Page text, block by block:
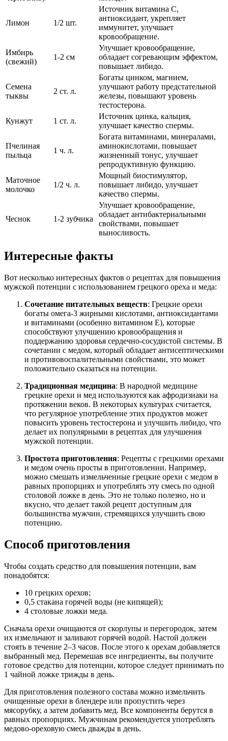
Лимон 1/2 шт.
Источник витамина С,
антиоксидант, укрепляет
иммунитет, улучшает
кровообращение.
Имбирь
(свежий)
1-2 см
Улучшает кровообращение,
обладает согревающим эффектом,
повышает либидо.
Семена
тыквы
2 ст. л.
Богаты цинком, магнием,
улучшают работу предстательной
железы, повышают уровень
тестостерона.
Кунжут
1 ст. л.
Источник цинка, кальция,
улучшает качество спермы.
Пчелиная
пыльца
1 ч. л.
Богата витаминами, минералами,
аминокислотами, повышает
жизненный тонус, улучшает
репродуктивную функцию.
Маточное
молочко
1/2 ч. л.
Мощный биостимулятор,
повышает либидо, улучшает
качество спермы.
Чеснок 1-2 зубчика
Улучшает кровообращение,
обладает антибактериальными
свойствами, повышает
выносливость.
Интересные факты
Вот несколько интересных фактов о рецептах для повышения
мужской потенции с использованием грецкого ореха и меда:
Сочетание питательных веществ: Грецкие орехи
богаты омега-3 жирными кислотами, антиоксидантами
и витаминами (особенно витамином E), которые
способствуют улучшению кровообращения и
поддержанию здоровья сердечно-сосудистой системы. В
сочетании с медом, который обладает антисептическими
и противовоспалительными свойствами, это может
положительно сказаться на потенции.
Традиционная медицина: В народной медицине
грецкие орехи и мед используются как афродизиаки на
протяжении веков. В некоторых культурах считается,
что регулярное употребление этих продуктов может
повысить уровень тестостерона и улучшить либидо, что
делает их популярными в рецептах для улучшения
мужской потенции.
Простота приготовления: Рецепты с грецкими орехами
и медом очень просты в приготовлении. Например,
можно смешать измельченные грецкие орехи с медом в
равных пропорциях и употреблять эту смесь по одной
столовой ложке в день. Это не только полезно, но и
вкусно, что делает такой рецепт доступным для
большинства мужчин, стремящихся улучшить свою
потенцию.
Способ приготовления
Чтобы создать средство для повышения потенции, вам
понадобятся:
10 грецких орехов;
0,5 стакана горячей воды (не кипящей);
4 столовые ложки меда.
Сначала орехи очищаются от скорлупы и перегородок, затем
их измельчают и заливают горячей водой. Настой должен
стоять в течение 2–3 часов. После этого к орехам добавляется
выбранный мед. Перемешав все ингредиенты, вы получите
готовое средство для потенции, которое следует принимать по
1 чайной ложке трижды в день.
Для приготовления полезного состава можно измельчить
очищенные орехи в блендере или пропустить через
мясорубку, а затем добавить мед. Все компоненты берутся в
равных пропорциях. Мужчинам рекомендуется употреблять
медово-ореховую смесь дважды в день.